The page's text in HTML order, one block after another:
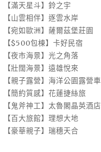
【滿天星斗】鈴之宇
【山雲相伴】逐雲水岸
【宛如歐洲】薩爾茲堡莊園
【$500包棟】卡好民宿
【夜市海景】光之角落
【壯闊海景】遠雄悅來
【親子露營】海洋公園露營車
【簡約質感】花蓮捷絲旅
【鬼斧神工】太魯閣晶英酒店
【百大旅館】理想大地
【豪華親子】瑞穗天合